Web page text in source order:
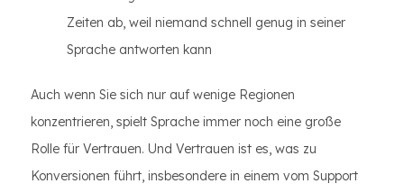
Zeiten ab, weil niemand schnell genug in seiner
Sprache antworten kann
Auch wenn Sie sich nur auf wenige Regionen
konzentrieren, spielt Sprache immer noch eine große
Rolle für Vertrauen. Und Vertrauen ist es, was zu
Konversionen führt, insbesondere in einem vom Support